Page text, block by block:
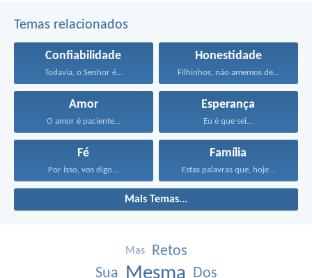
Temas relacionados
Confiabilidade
Todavia, o Senhor é...
Honestidade
Filhinhos, não amemos de...
Amor
O amor é paciente...
Esperança
Eu é que sei...
Fé
Por isso, vos digo...
Família
Estas palavras que, hoje...
Mais Temas...
Mas
Retos
Sua Mesma Dos